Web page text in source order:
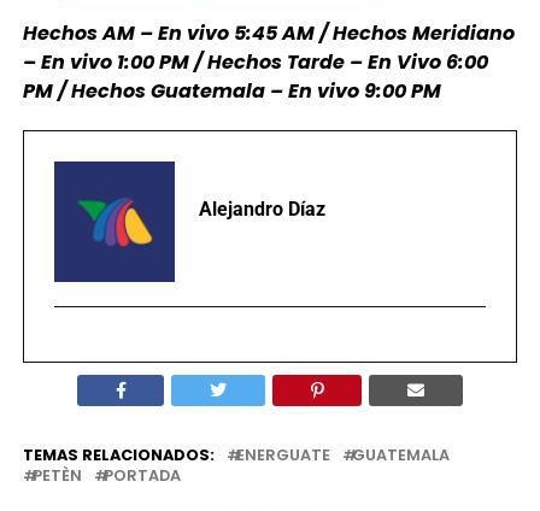
Hechos AM – En vivo 5:45 AM / Hechos Meridiano
– En vivo 1:00 PM / Hechos Tarde – En Vivo 6:00
PM / Hechos Guatemala – En vivo 9:00 PM
Alejandro Díaz
TEMAS RELACIONADOS: ENERGUATE
GUATEMALA
PETÈN
PORTADA